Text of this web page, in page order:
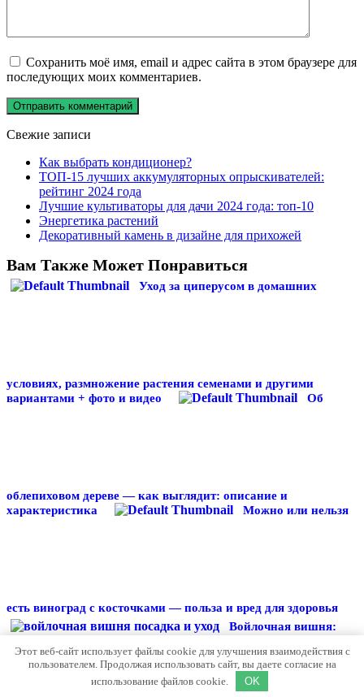
Сохранить моё имя, email и адрес сайта в этом браузере для
последующих моих комментариев.
Свежие записи
Как выбрать кондиционер?
ТОП-15 лучших аккумуляторных опрыскивателей:
рейтинг 2024 года
Лучшие культиваторы для дачи 2024 года: топ-10
Энергетика растений
Декоративный камень в дизайне для прихожей
Вам Также Может Понравиться
Уход за циперусом в домашних
условиях, размножение растения семенами и другими
вариантами + фото и видео
Об
облепиховом дереве — как выглядит: описание и
характеристика
Можно или нельзя
есть виноград с косточками — польза и вред для здоровья
Войлочная вишня:
посадка и уход, выращивание, обрезка, фото
© 2026 Сад и Огород
Этот веб-сайт использует файлы cookie для улучшения взаимодействия с
пользователем. Продолжая использовать сайт, вы даете согласие на
использование файлов cookie.
OK